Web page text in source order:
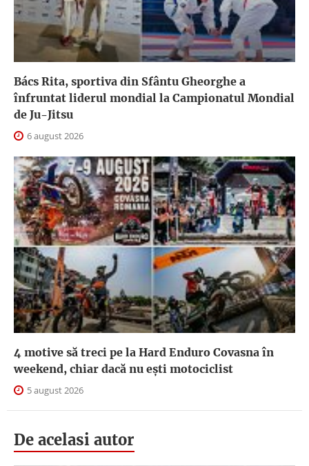
Bács Rita, sportiva din Sfântu Gheorghe a
înfruntat liderul mondial la Campionatul Mondial
de Ju-Jitsu
6 august 2026
4 motive să treci pe la Hard Enduro Covasna în
weekend, chiar dacă nu ești motociclist
5 august 2026
De acelasi autor